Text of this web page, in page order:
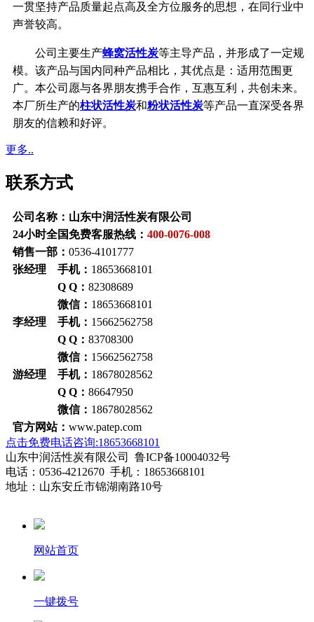
一贯坚持产品质量起点高及全方位服务的思想，在同行业中
声誉较高。
公司主要生产蜂窝活性炭等主导产品，并形成了一定规
模。该产品与国内同种产品相比，其优点是：适用范围更
广。本公司愿与各界朋友携手合作，互惠互利，共创未来。
本厂所生产的柱状活性炭和粉状活性炭等产品一直深受各界
朋友的信赖和好评。
更多..
联系方式
公司名称：山东中润活性炭有限公司
24小时全国免费客服热线： 400-0076-008
销售一部： 0536-4101777
张经理 手机： 18653668101
Q Q： 82308689
微信： 18653668101
李经理 手机： 15662562758
Q Q： 83708300
微信： 15662562758
游经理 手机： 18678028562
Q Q： 86647950
微信： 18678028562
官方网站： www.patep.com
点击免费电话咨询:18653668101
山东中润活性炭有限公司 鲁ICP备10004032号
电话：0536-4212670 手机：18653668101
地址：山东安丘市锦湖南路10号
网站首页
一键拨号